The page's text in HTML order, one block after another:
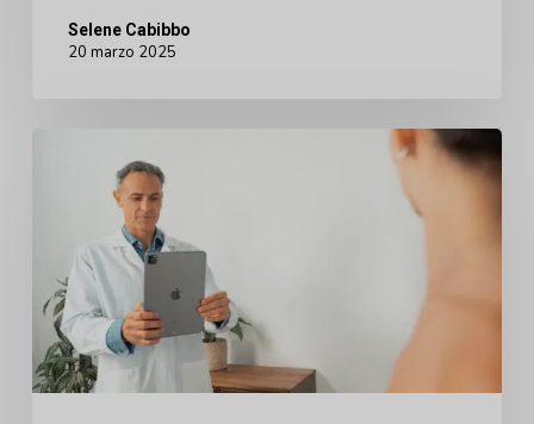
Selene Cabibbo
20 marzo 2025
prestazioni:
L'aggiornamento
più
avanzato
della